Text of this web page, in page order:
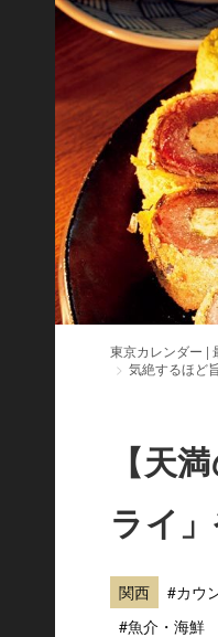
東京カレンダー |
気絶するほど
【天
ライ
関西 #カウ
#魚介・海鮮